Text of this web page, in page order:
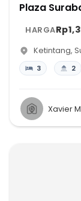
Plaza
HARGA
Ketintang,
3 2
Xavier